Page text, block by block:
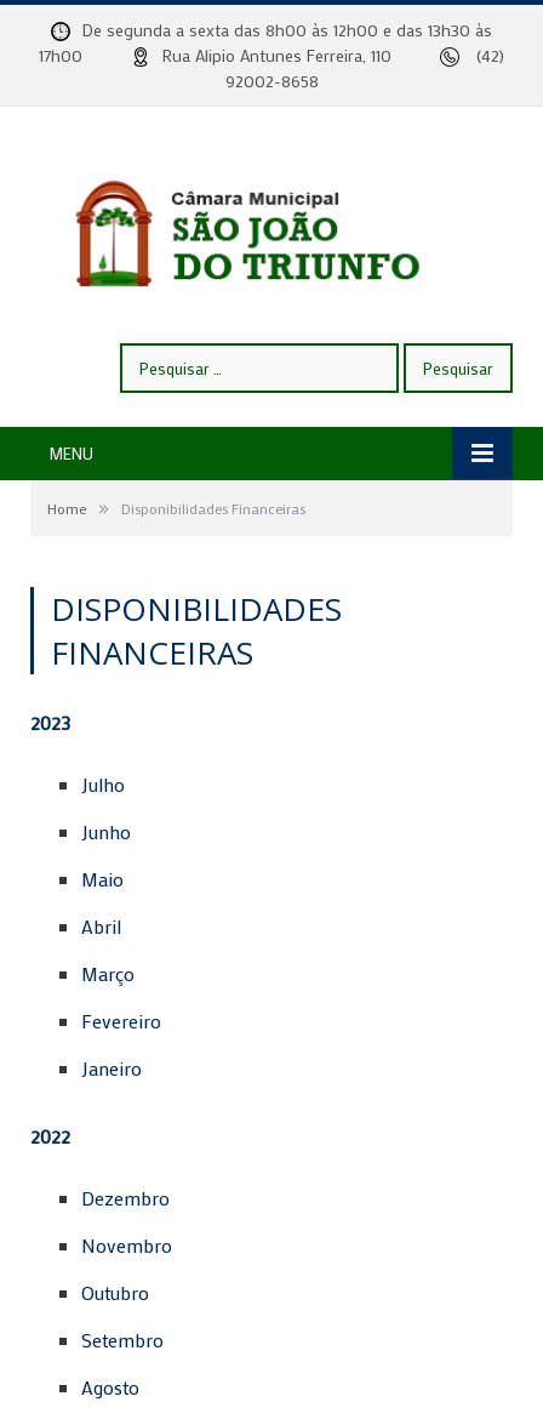
De segunda a sexta das 8h00 às 12h00 e das 13h30 às
17h00
Rua Alipio Antunes Ferreira, 110
(42)
92002-8658
por:
MENU
Home » Disponibilidades Financeiras
DISPONIBILIDADES
FINANCEIRAS
2023
Julho
Junho
Maio
Abril
Março
Fevereiro
Janeiro
2022
Dezembro
Novembro
Outubro
Setembro
Agosto